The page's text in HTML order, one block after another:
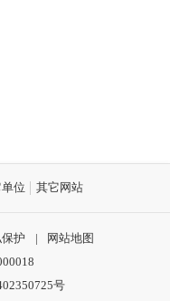
位 其它网站
护 |
网站地图
号